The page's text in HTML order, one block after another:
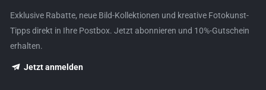
Exklusive Rabatte, neue Bild-Kollektionen und kreative Fotokunst-
Tipps direkt in Ihre Postbox. Jetzt abonnieren und 10%-Gutschein
erhalten.
Jetzt anmelden